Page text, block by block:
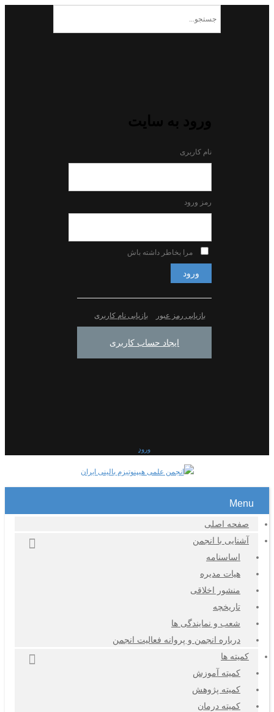
نام کاربری
رمز ورود
مرا بخاطر داشته باش
ورود
بازیابی رمز عبور بازیابی نام کاربری
ایجاد حساب کاربری
ورود
Menu
صفحه اصلی
آشنایی با انجمن
اساسنامه
هیات مدیره
منشور اخلاقی
تاریخچه
شعب و نمایندگی ها
درباره انجمن و پروانه فعالیت انجمن
کمیته ها
کمیته آموزش
کمیته پژوهش
کمیته درمان